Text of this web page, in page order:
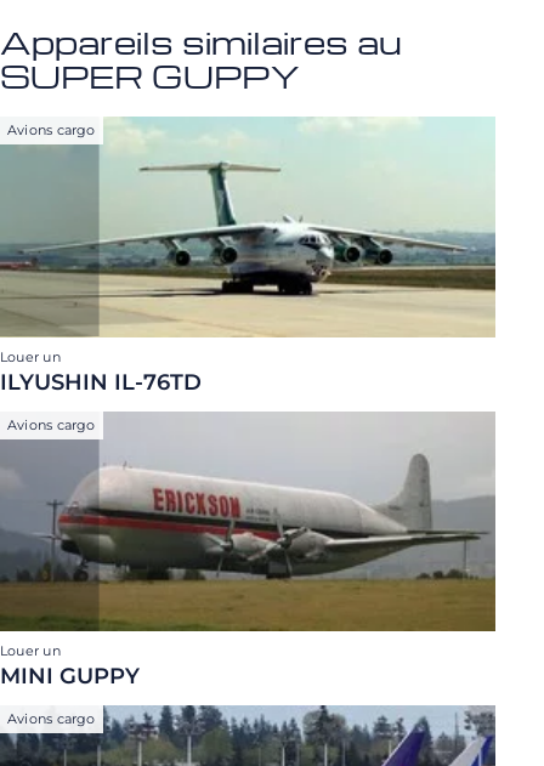
Appareils similaires au
SUPER GUPPY
Avions cargo
Louer un
ILYUSHIN IL-76TD
Avions cargo
Louer un
MINI GUPPY
Avions cargo